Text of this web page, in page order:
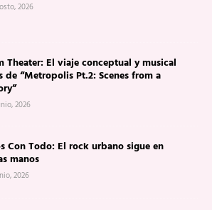
2026
Theater: El viaje conceptual y musical
de “Metropolis Pt.2: Scenes from a
2026
Con Todo: El rock urbano sigue en
manos
2026